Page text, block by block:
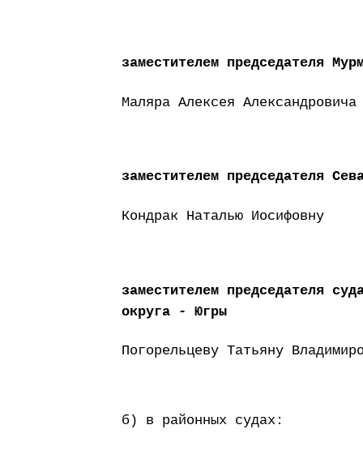
заместителем председателя
Маляра Алексея Александровича
заместителем председателя
Кондрак Наталью Иосифовну
заместителем председателя
округа - Югры
Погорельцеву Татьяну
б) в районных судах: